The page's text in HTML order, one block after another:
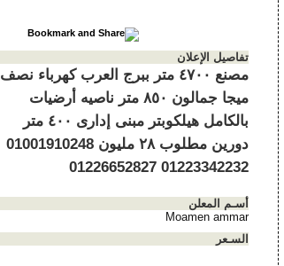
تفاصيل الإعلان
مصنع ٤٧٠٠ متر ببرج العرب كهرباء نصف
ميجا جمالون ٨٥٠ متر ناصيه أرضيات
بالكامل هيلكوبتر مبنى إدارى ٤٠٠ متر
دورين مطلوب ٢٨ مليون 01001910248
01223342232 01226652827
أسـم المعلن
Moamen ammar
السـعر